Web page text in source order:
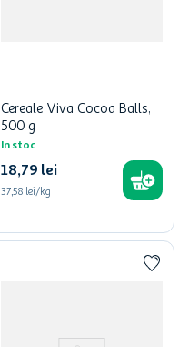
Cereale Viva Cocoa Balls,
500 g
In stoc
18,79 lei
37,58 lei/kg